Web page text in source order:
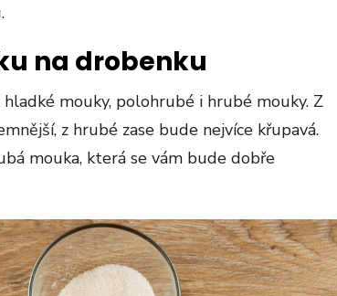
na drobenku
mouky, polohrubé i hrubé mouky. Z
z hrubé zase bude nejvíce křupavá.
mouka, která se vám bude dobře